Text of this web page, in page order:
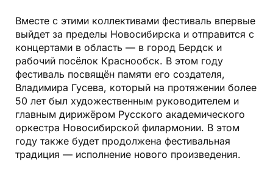
Вместе с этими коллективами фестиваль впервые
выйдет за пределы Новосибирска и отправится с
концертами в область — в город Бердск и
рабочий посёлок Краснообск. В этом году
фестиваль посвящён памяти его создателя,
Владимира Гусева, который на протяжении более
50 лет был художественным руководителем и
главным дирижёром Русского академического
оркестра Новосибирской филармонии. В этом
году также будет продолжена фестивальная
традиция — исполнение нового произведения.